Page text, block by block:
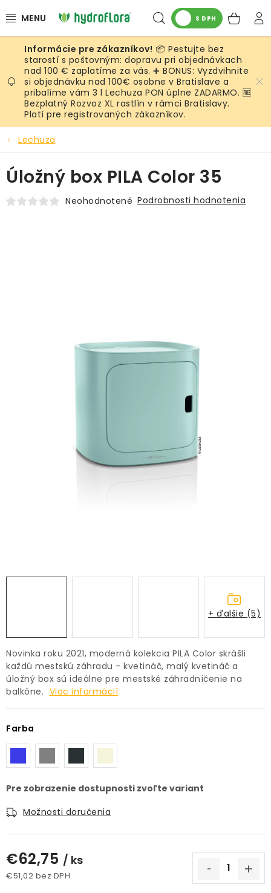
na
Hľadať
S DPH
RASTLINY
UMELÉ RASTLINY
KVETINÁČE
SUBSTRÁTY A PRÍSLUŠENSTVO
SERVIS INTERIÉROVEJ ZELENE
MACHY
ZNAČKY
Obchodné podmienky
📦 Pestujte bez
starostí s poštovným: dopravu pri objednávkach
nad 100 € zaplatíme za vás. ➕ BONUS: Vyzdvihnite
si objednávku nad 100€ osobne v Bratislave a
pribalíme vám 3 l Lechuza PON úplne ZADARMO. 🆓
Bezplatný Rozvoz XL rastlín v rámci Bratislavy.
Platí pre registrovaných zákazníkov.
Lechuza
Novinka roku 2021, moderná kolekcia PILA Color skrášli
každú mestskú záhradu - kvetináč, malý kvetináč a
úložný box sú ideálne pre mestské záhradníčenie na
balkóne. Viac informácií
Farba
Možnosti doručenia
€62,75 / ks
€51,02 bez DPH
Úložný box PILA Color 35
Neohodnotené Podrobnosti hodnotenia
+ ďalšie (5)